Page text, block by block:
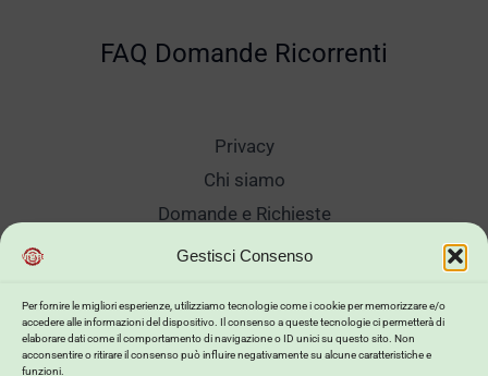
Gestisci Consenso
Per fornire le migliori esperienze, utilizziamo tecnologie come i cookie per memorizzare e/o
accedere alle informazioni del dispositivo. Il consenso a queste tecnologie ci permetterà di
elaborare dati come il comportamento di navigazione o ID unici su questo sito. Non
acconsentire o ritirare il consenso può influire negativamente su alcune caratteristiche e
funzioni.
FAQ Domande Ricorrenti
Privacy
Chi siamo
Domande e Richieste
Showroom
Sanificazione e Lavaggi
Reso Cambio Merce